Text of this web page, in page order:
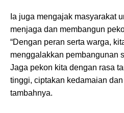
Ia juga mengajak masyarakat
menjaga dan membangun
“Dengan peran serta warga,
menggalakkan pembangunan
Jaga pekon kita dengan rasa
tinggi, ciptakan kedamaian
tambahnya.